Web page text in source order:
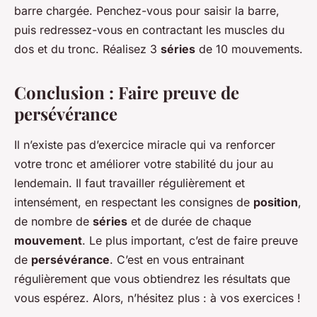
barre chargée. Penchez-vous pour saisir la barre,
puis redressez-vous en contractant les muscles du
dos et du tronc. Réalisez 3 séries de 10 mouvements.
Conclusion : Faire preuve de
persévérance
Il n’existe pas d’exercice miracle qui va renforcer
votre tronc et améliorer votre stabilité du jour au
lendemain. Il faut travailler régulièrement et
intensément, en respectant les consignes de position,
de nombre de séries et de durée de chaque
mouvement. Le plus important, c’est de faire preuve
de persévérance. C’est en vous entrainant
régulièrement que vous obtiendrez les résultats que
vous espérez. Alors, n’hésitez plus : à vos exercices !